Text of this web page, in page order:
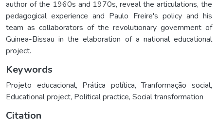
author of the 1960s and 1970s, reveal the articulations, the
pedagogical experience and Paulo Freire's policy and his
team as collaborators of the revolutionary government of
Guinea-Bissau in the elaboration of a national educational
project.
Keywords
Projeto educacional, Prática política,Tranformação social,
Educational project, Political practice, Social transformation
Citation